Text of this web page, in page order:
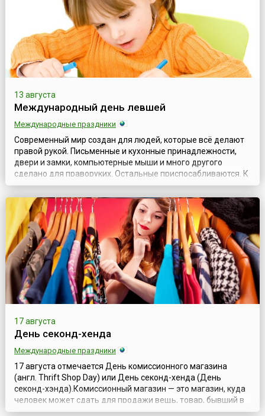
13 августа
Международный день левшей
Международные праздники
Современный мир создан для людей, которые всё делают
правой рукой. Письменные и кухонные принадлежности,
двери и замки, компьютерные мыши и много другого
сделано для праворуких. Остальные приспосабливаются. К
счастью, леворуких школьников уже не заставляют писать
правой рукой, но и в настоящее время встречаются
некоторые родители, воспитатели или даже учителя,
которые пытаются переучить «неправиль...
17 августа
День секонд-хенда
Международные праздники
17 августа отмечается День комиссионного магазина
(англ. Thrift Shop Day) или День секонд-хенда (День
секонд-хэнда).Комиссионный магазин — это магазин, куда
человек может сдать для продажи вещь, товар, бывший в
употреблении, подержанный, практически новый или даже